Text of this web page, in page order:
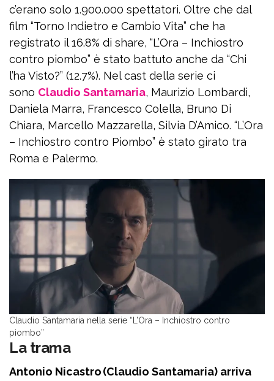
c’erano solo 1.900.000 spettatori. Oltre che dal
film “Torno Indietro e Cambio Vita” che ha
registrato il 16.8% di share, “L’Ora – Inchiostro
contro piombo” è stato battuto anche da “Chi
l’ha Visto?” (12.7%). Nel cast della serie ci
sono Claudio Santamaria, Maurizio Lombardi,
Daniela Marra, Francesco Colella, Bruno Di
Chiara, Marcello Mazzarella, Silvia D’Amico. “L’Ora
– Inchiostro contro Piombo” è stato girato tra
Roma e Palermo.
Claudio Santamaria nella serie “L’Ora – Inchiostro contro
piombo”
La trama
Antonio Nicastro (Claudio Santamaria) arriva